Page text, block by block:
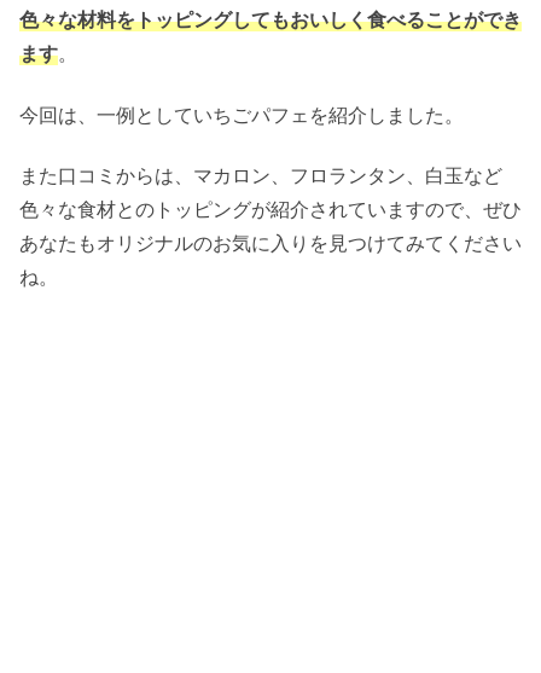
色々な材料をトッピングしてもおいしく食べることができ
ます。
今回は、一例としていちごパフェを紹介しました。
また口コミからは、マカロン、フロランタン、白玉など
色々な食材とのトッピングが紹介されていますので、ぜひ
あなたもオリジナルのお気に入りを見つけてみてください
ね。